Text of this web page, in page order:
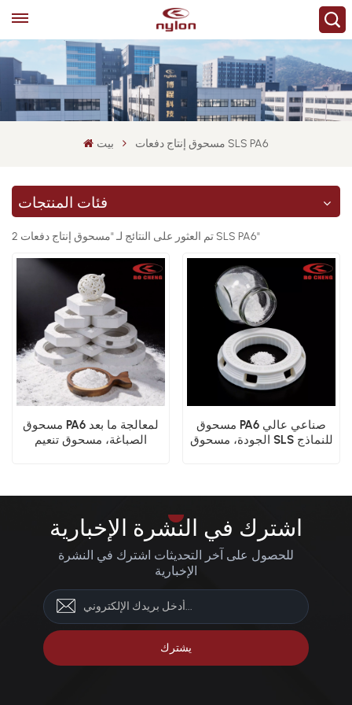
بيت مسحوق إنتاج دفعات SLS PA6
فئات المنتجات
2 تم العثور على النتائج لـ "مسحوق إنتاج دفعات SLS PA6"
مسحوق PA6 لمعالجة ما بعد
الصباغة، مسحوق تنعيم
مسحوق PA6 صناعي عالي
الجودة، مسحوق SLS للنماذج
اشترك في النشرة الإخبارية
للحصول على آخر التحديثات اشترك في النشرة
الإخبارية